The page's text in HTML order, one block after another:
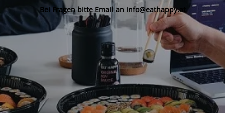
Bei Fragen bitte Email an info@eathappy.at